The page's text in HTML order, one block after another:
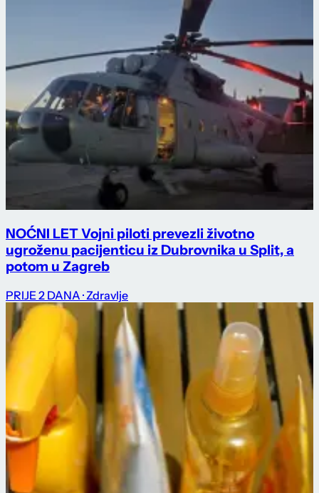
NOĆNI LET Vojni piloti prevezli životno
ugroženu pacijenticu iz Dubrovnika u Split, a
potom u Zagreb
PRIJE 2 DANA · Zdravlje